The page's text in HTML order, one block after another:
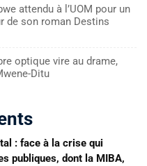
attendu à l’UOM pour un
de son roman Destins
optique vire au drame,
Ditu
: face à la crise qui
publiques, dont la MIBA,